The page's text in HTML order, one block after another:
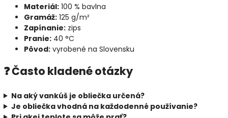
Materiál: 100 % bavlna
Gramáž: 125 g/m²
Zapínanie: zips
Pranie: 40 °C
Pôvod: vyrobené na Slovensku
❓ Často kladené otázky
Na aký vankúš je obliečka určená?
Je obliečka vhodná na každodenné používanie?